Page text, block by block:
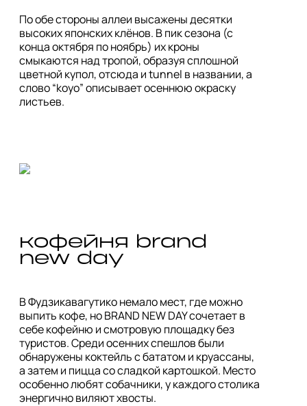
По обе стороны аллеи высажены десятки
высоких японских клёнов. В пик сезона (с
конца октября по ноябрь) их кроны
смыкаются над тропой, образуя сплошной
цветной купол, отсюда и tunnel в названии, а
слово “koyo” описывает осеннюю окраску
кофейня brand
new day
В Фудзикавагутико немало мест, где можно
выпить кофе, но BRAND NEW DAY сочетает в
себе кофейню и смотровую площадку без
туристов. Среди осенних спешлов были
обнаружены коктейль с бататом и круассаны,
а затем и пицца со сладкой картошкой. Место
особенно любят собачники, у каждого столика
энергично виляют хвосты.